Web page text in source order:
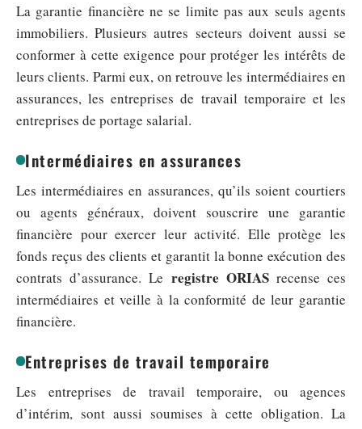
La garantie financière ne se limite pas aux seuls agents
immobiliers. Plusieurs autres secteurs doivent aussi se
conformer à cette exigence pour protéger les intérêts de
leurs clients. Parmi eux, on retrouve les intermédiaires en
assurances, les entreprises de travail temporaire et les
entreprises de portage salarial.
Intermédiaires en assurances
Les intermédiaires en assurances, qu’ils soient courtiers
ou agents généraux, doivent souscrire une garantie
financière pour exercer leur activité. Elle protège les
fonds reçus des clients et garantit la bonne exécution des
contrats d’assurance. Le registre ORIASrecense ces
intermédiaires et veille à la conformité de leur garantie
financière.
Entreprises de travail temporaire
Les entreprises de travail temporaire, ou agences
d’intérim, sont aussi soumises à cette obligation. La